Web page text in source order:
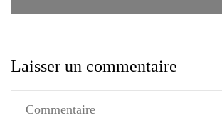
Laisser un commentaire